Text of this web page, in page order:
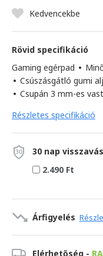
Kedvencekbe
Rövid specifikáció
Gaming egérpad •
• Csúszásgátló gumi
• Csupán 3 mm-es
Részletes specifikáció
30 nap
2.490 Ft
Árfigyelés
Elérhetőség -